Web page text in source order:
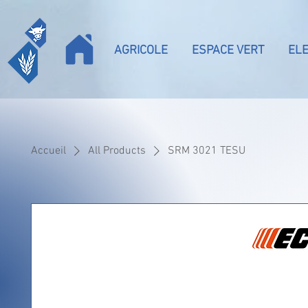
AGRICOLE ESPACE VERT
Accueil All Products SRM 3021 TESU